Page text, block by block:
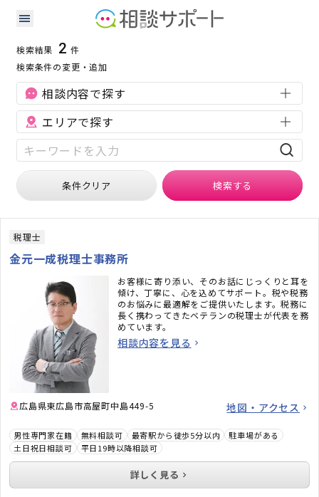
広島県の会社設立に強い専門家の検索結果
会社設立
検索結果 2 件
検索条件の変更・追加
相談内容で探す
エリアで探す
条件クリア 検索する
税理士
金元一成税理士事務所
お客様に寄り添い、そのお話にじっくりと耳を
傾け、丁寧に、心を込めてサポート。税や税務
のお悩みに最適解をご提供いたします。税務に
長く携わってきたベテランの税理士が代表を務
めています。
相談内容を見る
広島県東広島市高屋町中島449-5 地図・アクセス
男性専門家在籍 無料相談可 最寄駅から徒歩5分以内
駐車場がある
土日祝日相談可
平日19時以降相談可
詳しく見る